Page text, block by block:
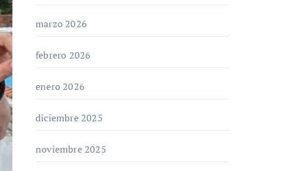
marzo 2026
febrero 2026
enero 2026
diciembre 2025
noviembre 2025